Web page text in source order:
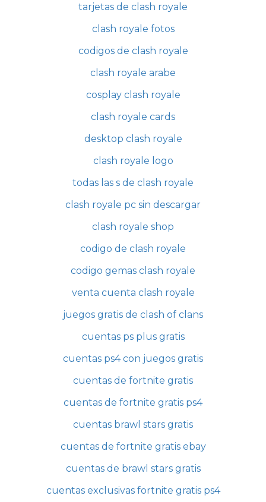
tarjetas de clash royale
clash royale fotos
codigos de clash royale
clash royale arabe
cosplay clash royale
clash royale cards
desktop clash royale
clash royale logo
todas las s de clash royale
clash royale pc sin descargar
clash royale shop
codigo de clash royale
codigo gemas clash royale
venta cuenta clash royale
juegos gratis de clash of clans
cuentas ps plus gratis
cuentas ps4 con juegos gratis
cuentas de fortnite gratis
cuentas de fortnite gratis ps4
cuentas brawl stars gratis
cuentas de fortnite gratis ebay
cuentas de brawl stars gratis
cuentas exclusivas fortnite gratis ps4